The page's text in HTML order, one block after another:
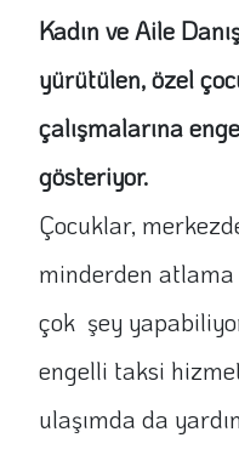
Kadın ve Aile
yürütülen, özel
çalışmalarına
gösteriyor.
Çocuklar,
minderden
çok şey
engelli taksi
ulaşımda da